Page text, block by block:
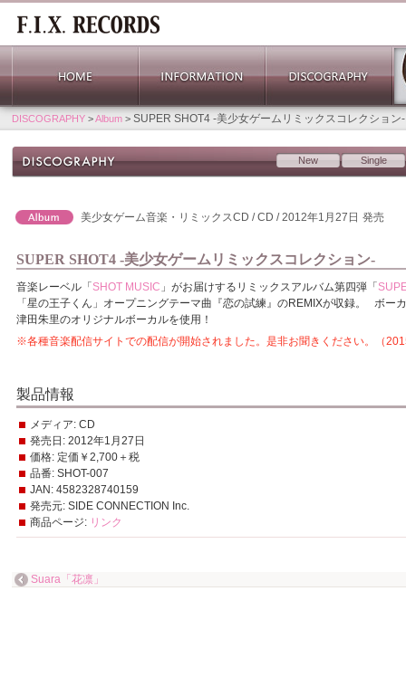
DISCOGRAPHY >Album > SUPER SHOT4 -美少女ゲームリミックスコレクション-
New Single
美少女ゲーム音楽・リミックスCD / CD / 2012年1月27日 発売
SUPER SHOT4 -美少女ゲームリミックスコレクション-
音楽レーベル「 SHOT MUSIC 」がお届けするリミックスアルバム第四弾「
「星の王子くん」オープニングテーマ曲『恋の試練』のREMIXが収録。 ボー
津田朱里のオリジナルボーカルを使用！
※各種音楽配信サイトでの配信が開始されました。是非お聞きください。（
製品情報
メディア: CD
発売日: 2012年1月27日
価格: 定価￥2,700＋税
品番: SHOT-007
JAN: 4582328740159
発売元: SIDE CONNECTION Inc.
商品ページ: リンク
Suara「花凛」